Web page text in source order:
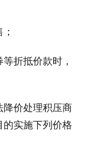
折抵价款时，
降价处理积压商
的实施下列价格